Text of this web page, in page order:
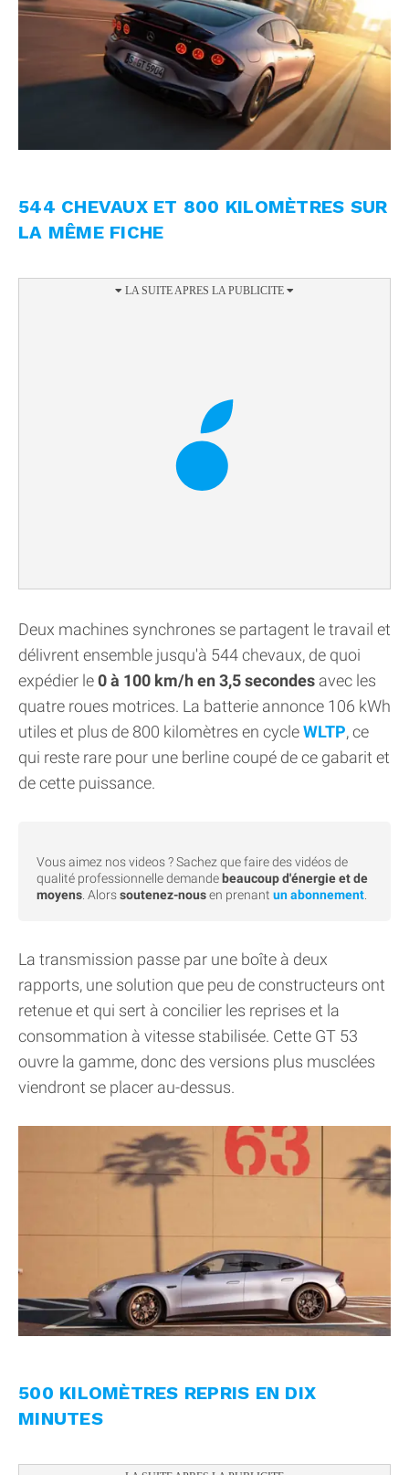
544 CHEVAUX ET 800 KILOMÈTRES SUR
LA MÊME FICHE
Deux machines synchrones se partagent le travail et
délivrent ensemble jusqu'à 544 chevaux, de quoi
expédier le0 à 100 km/h en 3,5 secondes avec les
quatre roues motrices. La batterie annonce 106 kWh
utiles et plus de 800 kilomètres en cycleWLTP, ce
qui reste rare pour une berline coupé de ce gabarit et
de cette puissance.
Vous aimez nos videos ? Sachez que faire des vidéos de
qualité professionnelle demande beaucoup d'énergie et de
moyens. Alorssoutenez-nousen prenant un abonnement.
La transmission passe par une boîte à deux
rapports, une solution que peu de constructeurs ont
retenue et qui sert à concilier les reprises et la
consommation à vitesse stabilisée. Cette GT 53
ouvre la gamme, donc des versions plus musclées
viendront se placer au-dessus.
500 KILOMÈTRES REPRIS EN DIX
MINUTES